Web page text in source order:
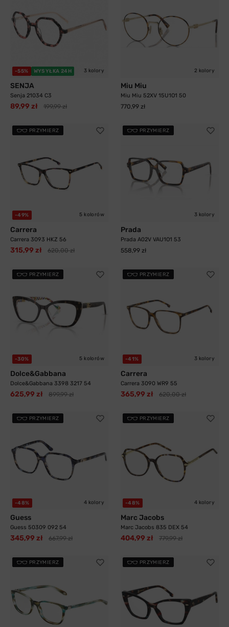
-55% WYSYŁKA 24H 3 kolory
SENJA
Senja 21034 C3
89,99 zł 199,99 zł
2 kolory
Miu Miu
Miu Miu 52XV 15U1O1 50
770,99 zł
PRZYMIERZ
-49% 5 kolorów
Carrera
Carrera 3093 HKZ 56
315,99 zł 620,00 zł
PRZYMIERZ
3 kolory
Prada
Prada A02V VAU1O1 53
558,99 zł
PRZYMIERZ
-30% 5 kolorów
Dolce&Gabbana
Dolce&Gabbana 3398 3217 54
625,99 zł 899,99 zł
PRZYMIERZ
-41% 3 kolory
Carrera
Carrera 3090 WR9 55
365,99 zł 620,00 zł
PRZYMIERZ
-48% 4 kolory
Guess
Guess 50309 092 54
345,99 zł 667,99 zł
PRZYMIERZ
-48% 4 kolory
Marc Jacobs
Marc Jacobs 835 DEX 54
404,99 zł 779,99 zł
PRZYMIERZ PRZYMIERZ